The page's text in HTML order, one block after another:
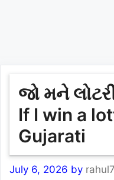
જો મને
If I win a
Gujarati
July 6, 2026 by